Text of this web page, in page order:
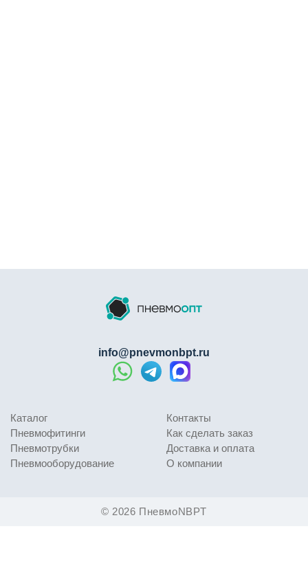
© 2026 ПневмоNBPT
Каталог
Пневмофитинги
Пневмотрубки
Пневмооборудование
Контакты
Как сделать заказ
Доставка и оплата
О компании
info@pnevmonbpt.ru